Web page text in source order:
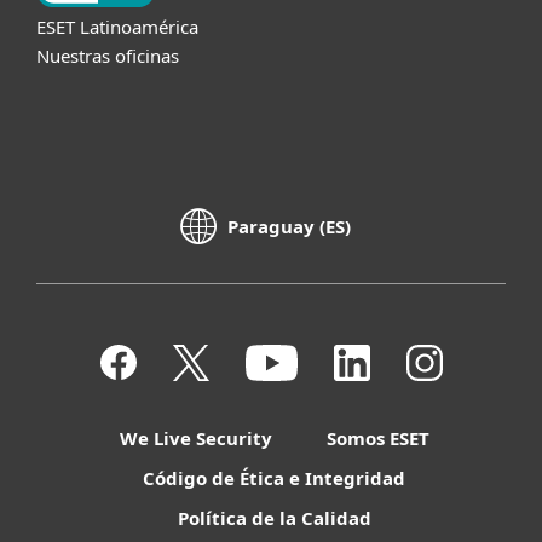
ESET Latinoamérica
Nuestras oficinas
Paraguay (ES)
We Live Security
Somos ESET
Código de Ética e Integridad
Política de la Calidad